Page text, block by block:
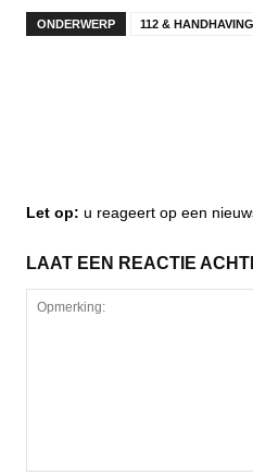
ONDERWERP 112 & HANDHAVING
Let op: u reageert op een
LAAT EEN REACTIE